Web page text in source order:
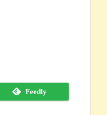
Feedly